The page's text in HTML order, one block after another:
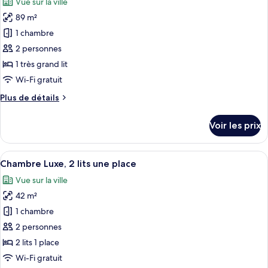
Chambre
Triple
Familiale
les
photos
pour
ce
type
de
chambre :
Suite
Premier
»
89 m²
1 chambre
2 personnes
1 très grand lit
Wi-Fi gratuit
Plus de détails
Plus
le
type
de
Suite
Studio
Premier
»
Voir les prix
Afficher
toutes
les
photos
pour
ce
type
de
Une chambre d’hôtel avec deux
8
Chambre Luxe, 2 lits une place
Vue sur la ville
42 m²
1 chambre
2 personnes
2 lits 1 place
Wi-Fi gratuit